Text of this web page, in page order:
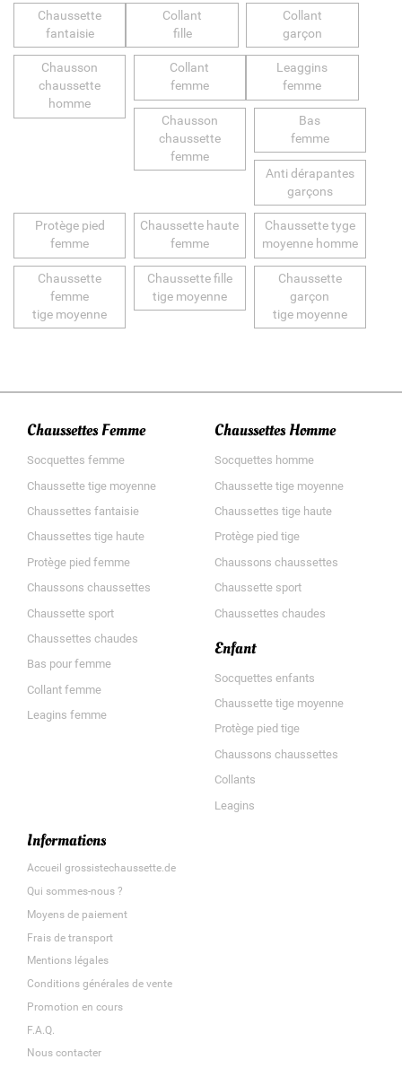
Chaussette
fantaisie
Collant
fille
Collant
garçon
Chausson
chaussette
homme
Collant
femme
Leaggins
femme
Chausson
chaussette
femme
Bas
femme
Anti dérapantes
garçons
Protège pied
femme
Chaussette haute
femme
Chaussette tyge
moyenne homme
Chaussette
femme
tige moyenne
Chaussette fille
tige moyenne
Chaussette
garçon
tige moyenne
Chaussettes Femme
Socquettes femme
Chaussette tige moyenne
Chaussettes fantaisie
Chaussettes tige haute
Protège pied femme
Chaussons chaussettes
Chaussette sport
Chaussettes chaudes
Bas pour femme
Collant femme
Leagins femme
Chaussettes Homme
Socquettes homme
Chaussette tige moyenne
Chaussettes tige haute
Protège pied tige
Chaussons chaussettes
Chaussette sport
Chaussettes chaudes
Enfant
Socquettes enfants
Chaussette tige moyenne
Protège pied tige
Chaussons chaussettes
Collants
Leagins
Informations
Accueil grossistechaussette.de
Qui sommes-nous ?
Moyens de paiement
Frais de transport
Mentions légales
Conditions générales de vente
Promotion en cours
F.A.Q.
Nous contacter